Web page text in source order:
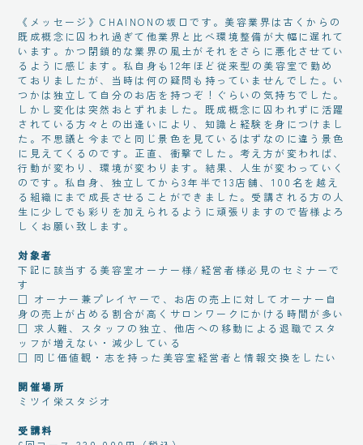
《メッセージ》CHAINONの坂口です。美容業界は古くからの
既成概念に囚われ過ぎて他業界と比べ環境整備が大幅に遅れて
います。かつ閉鎖的な業界の風土がそれをさらに悪化させてい
るように感じます。私自身も12年ほど従来型の美容室で勤め
ておりましたが、当時は何の疑問も持っていませんでした。い
つかは独立して自分のお店を持つぞ！ぐらいの気持ちでした。
しかし変化は突然おとずれました。既成概念に囚われずに活躍
されている方々との出逢いにより、知識と経験を身につけまし
た。不思議と今までと同じ景色を見ているはずなのに違う景色
に見えてくるのです。正直、衝撃でした。考え方が変われば、
行動が変わり、環境が変わります。結果、人生が変わっていく
のです。私自身、独立してから3年半で13店舗、100名を越え
る組織にまで成長させることができました。受講される方の人
生に少しでも彩りを加えられるように頑張りますので皆様よろ
しくお願い致します。
対象者
下記に該当する美容室オーナー様/経営者様必見のセミナーで
す
□ オーナー兼プレイヤーで、お店の売上に対してオーナー自
身の売上が占める割合が高くサロンワークにかける時間が多い
□ 求人難、スタッフの独立、他店への移動による退職でスタ
ッフが増えない・減少している
□ 同じ価値観・志を持った美容室経営者と情報交換をしたい
開催場所
ミツイ栄スタジオ
受講料